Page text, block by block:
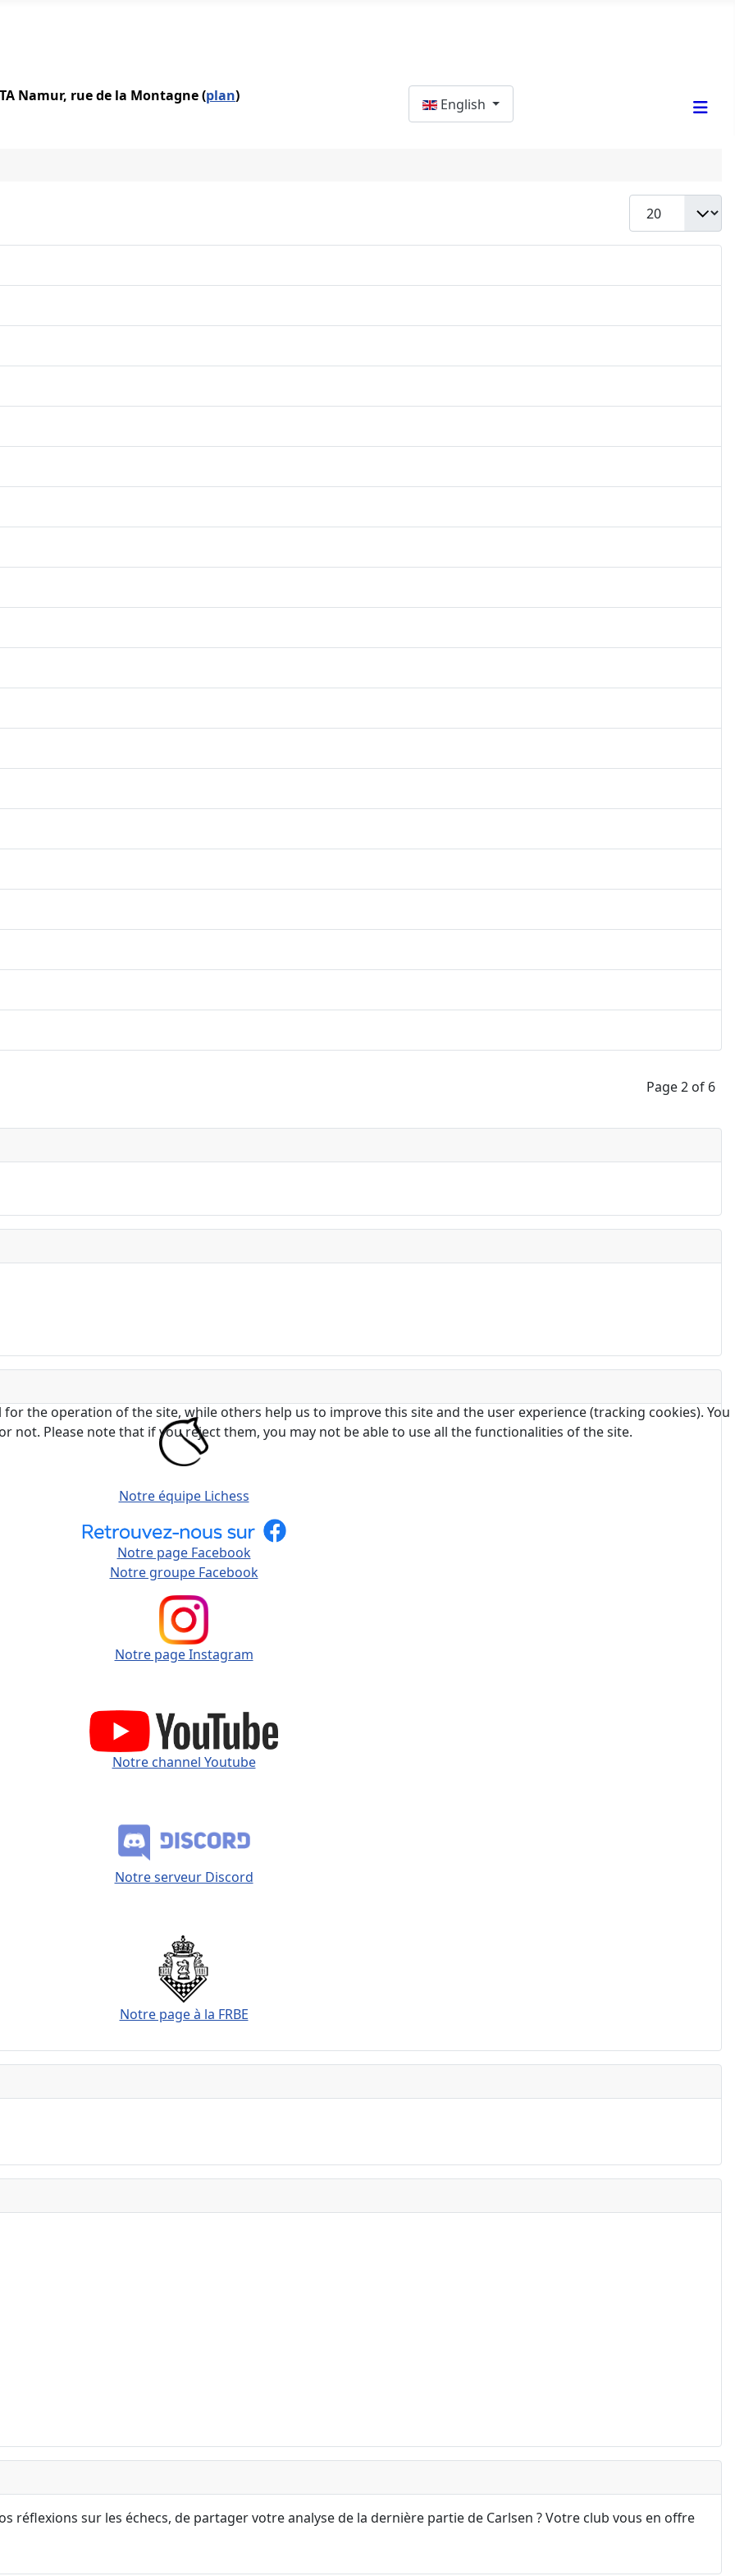
Namur, rue de la Montagne (plan) English
Page 2 of 6
Notre équipe Lichess
Notre page Facebook
Notre groupe Facebook
Notre page Instagram
Notre channel Youtube
Notre serveur Discord
Notre page à la FRBE
réflexions sur les échecs, de partager votre analyse de la dernière partie de Carlsen ? Votre club vous en offre
the operation of the site, while others help us to improve this site and the user experience (tracking cookies). You
not. Please note that if you reject them, you may not be able to use all the functionalities of the site.